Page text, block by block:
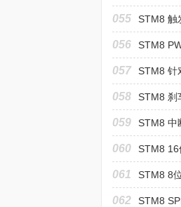
055 STM8 触
056 STM8
057 STM8 针
058 STM8 刹
059 STM8 中
060
STM8 16
061 STM8 8
062 STM8